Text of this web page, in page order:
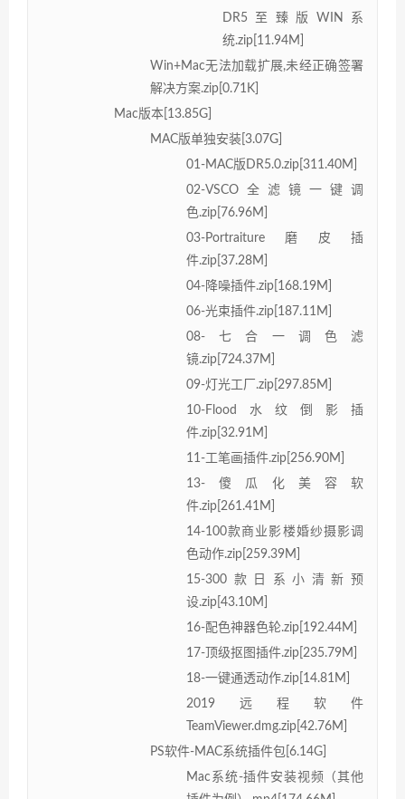
DR5至臻版WIN系
统.zip[11.94M]
Win+Mac无法加载扩展,未经正确签署
解决方案.zip[0.71K]
Mac版本[13.85G]
MAC版单独安装[3.07G]
01-MAC版DR5.0.zip[311.40M]
02-VSCO全滤镜一键调
色.zip[76.96M]
03-Portraiture磨皮插
件.zip[37.28M]
04-降噪插件.zip[168.19M]
06-光束插件.zip[187.11M]
08-七合一调色滤
镜.zip[724.37M]
09-灯光工厂.zip[297.85M]
10-Flood水纹倒影插
件.zip[32.91M]
11-工笔画插件.zip[256.90M]
13-傻瓜化美容软
件.zip[261.41M]
14-100款商业影楼婚纱摄影调
色动作.zip[259.39M]
15-300款日系小清新预
设.zip[43.10M]
16-配色神器色轮.zip[192.44M]
17-顶级抠图插件.zip[235.79M]
18-一键通透动作.zip[14.81M]
2019远程软件
TeamViewer.dmg.zip[42.76M]
PS软件-MAC系统插件包[6.14G]
Mac系统-插件安装视频（其他